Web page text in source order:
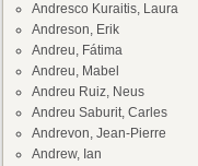
Andresco Kuraitis, Laura
Andreson, Erik
Andreu, Fátima
Andreu, Mabel
Andreu Ruiz, Neus
Andreu Saburit, Carles
Andrevon, Jean-Pierre
Andrew, Ian